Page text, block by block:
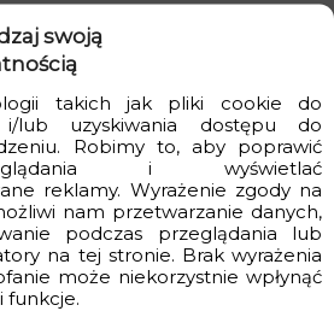
swoją
takich jak pliki cookie do
i/lub uzyskiwania dostępu do
Robimy to, aby poprawić
i wyświetlać
reklamy. Wyrażenie zgody na
nam przetwarzanie danych,
podczas przeglądania lub
na tej stronie. Brak wyrażenia
może niekorzystnie wpłynąć
funkcje.
: produkt polski i
zakupach za min. 399zł
2 do 4 dniroboczych